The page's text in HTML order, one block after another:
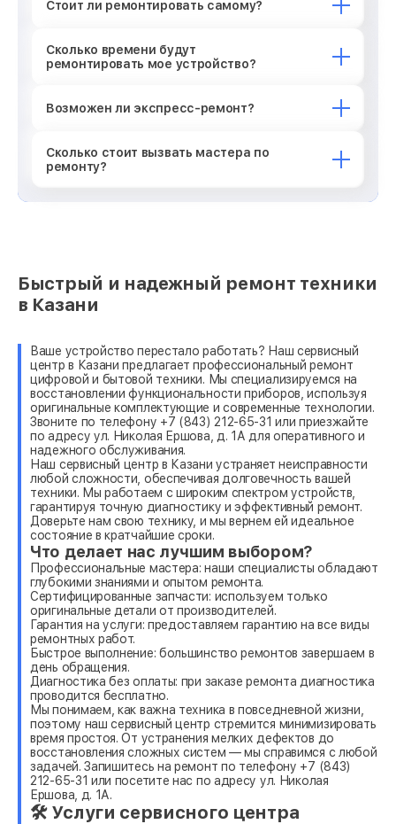
Стоит ли ремонтировать самому?
Сколько времени будут
ремонтировать мое устройство?
Возможен ли экспресс-ремонт?
Сколько стоит вызвать мастера по
ремонту?
Быстрый и надежный ремонт техники
в Казани
Ваше устройство перестало работать? Наш сервисный
центр в Казани предлагает профессиональный ремонт
цифровой и бытовой техники. Мы специализируемся на
восстановлении функциональности приборов, используя
оригинальные комплектующие и современные технологии.
Звоните по телефону +7 (843) 212-65-31 или приезжайте
по адресу ул. Николая Ершова, д. 1А для оперативного и
надежного обслуживания.
Наш сервисный центр в Казани устраняет неисправности
любой сложности, обеспечивая долговечность вашей
техники. Мы работаем с широким спектром устройств,
гарантируя точную диагностику и эффективный ремонт.
Доверьте нам свою технику, и мы вернем ей идеальное
состояние в кратчайшие сроки.
Что делает нас лучшим выбором?
Профессиональные мастера: наши специалисты обладают
глубокими знаниями и опытом ремонта.
Сертифицированные запчасти: используем только
оригинальные детали от производителей.
Гарантия на услуги: предоставляем гарантию на все виды
ремонтных работ.
Быстрое выполнение: большинство ремонтов завершаем в
день обращения.
Диагностика без оплаты: при заказе ремонта диагностика
проводится бесплатно.
Мы понимаем, как важна техника в повседневной жизни,
поэтому наш сервисный центр стремится минимизировать
время простоя. От устранения мелких дефектов до
восстановления сложных систем — мы справимся с любой
задачей. Запишитесь на ремонт по телефону +7 (843)
212-65-31 или посетите нас по адресу ул. Николая
Ершова, д. 1А.
🛠 Услуги сервисного центра